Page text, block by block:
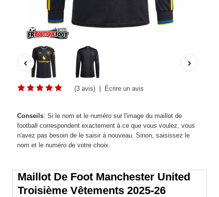
(3 avis) Écrire un avis
Conseils: Si le nom et le numéro sur l'image du maillot de
football correspondent exactement à ce que vous voulez, vous
n'avez pas besoin de le saisir à nouveau. Sinon, saisissez le
nom et le numéro de votre choix.
Maillot De Foot Manchester United
Troisième Vêtements 2025-26